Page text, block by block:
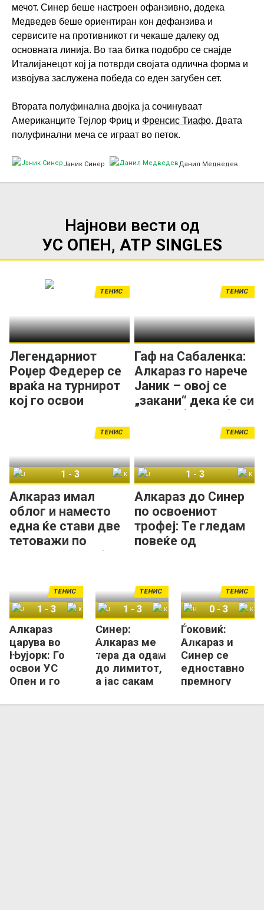
мечот. Синер беше настроен офанзивно, додека
Медведев беше ориентиран кон дефанзива и
сервисите на противникот ги чекаше далеку од
основната линија. Во таа битка подобро се снајде
Италијанецот кој ја потврди својата одлична форма и
извојува заслужена победа со еден загубен сет.
Втората полуфинална двојка ја сочинуваат
Американците Тејлор Фриц и Френсис Тиафо. Двата
полуфинални меча се играат во петок.
Јаник Синер Данил Медведев
Најнови вести од
УС ОПЕН, ATP SINGLES
Легендарниот
Роџер Федерер се
враќа на турнирот
кој го освои
ТЕНИС
Гаф на Сабаленка:
Алкараз го нарече
Јаник – овој се
„закани“ дека ќе си
замине (ВИДЕО)
ТЕНИС
Алкараз имал
облог и наместо
една ќе стави две
тетоважи по
освоениот трофеј
ТЕНИС
1 - 3
Алкараз до Синер
по освоениот
трофеј: Те гледам
повеќе од
ТЕНИС
1 -3
Алкараз
царува во
Њујорк: Го
освои УС
Опен и го
врвот на АТП
ТЕНИС
Јаник Синер
1-3
Синер:
Алкараз ме
тера да одам
до лимитот,
а јас сакам
ТЕНИС
Јаник Синер
1-3
Ѓоковиќ:
Алкараз и
Синер се
едноставно
премногу
ТЕНИС
Новак Ѓоковиќ
0-3